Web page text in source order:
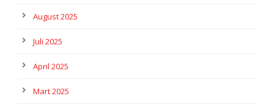
August 2025
Juli 2025
April 2025
Mart 2025